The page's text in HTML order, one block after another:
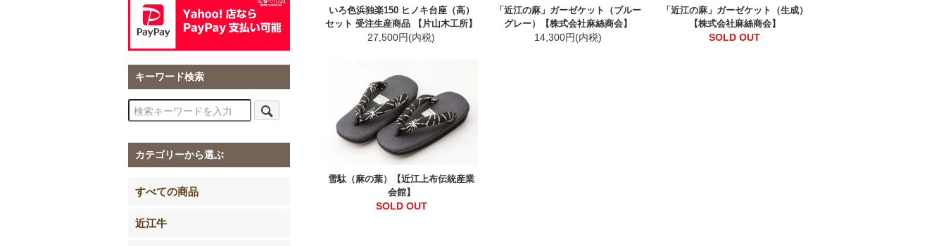
いろ色浜独楽150 ヒノキ台座（高）
セット 受注生産商品 【片山木工所】
27,500円(内税)
「近江の麻」ガーゼケット（ブルー
グレー）【株式会社麻絲商会】
14,300円(内税)
「近江の麻」ガーゼケット（生成）
【株式会社麻絲商会】
SOLD OUT
雪駄（麻の葉）【近江上布伝統産業
会館】
SOLD OUT
キーワード検索
カテゴリーから選ぶ
すべての商品
近江牛